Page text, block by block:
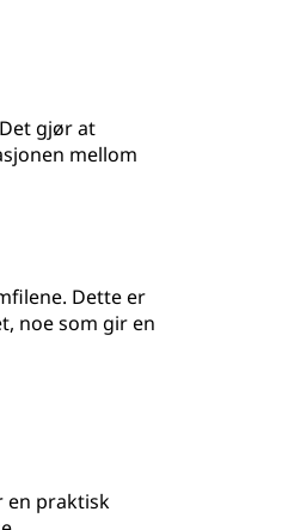
gjør at
mellom
Dette er
noe som gir en
en praktisk